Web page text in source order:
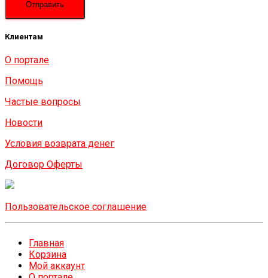
Клиентам
О портале
Помощь
Частые вопросы
Новости
Условия возврата денег
Договор Оферты
Пользовательское соглашение
Главная
Корзина
Мой аккаунт